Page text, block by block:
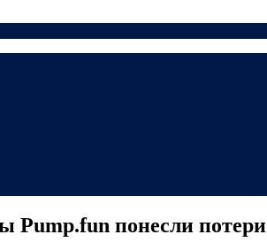
Pump.fun понесли потери